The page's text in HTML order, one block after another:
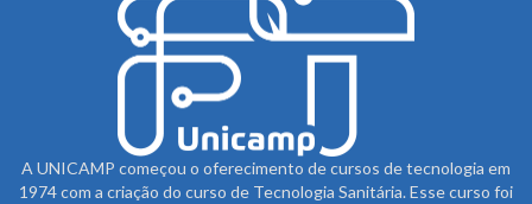
A UNICAMP começou o oferecimento de cursos de tecnologia em
1974 com a criação do curso de Tecnologia Sanitária. Esse curso foi